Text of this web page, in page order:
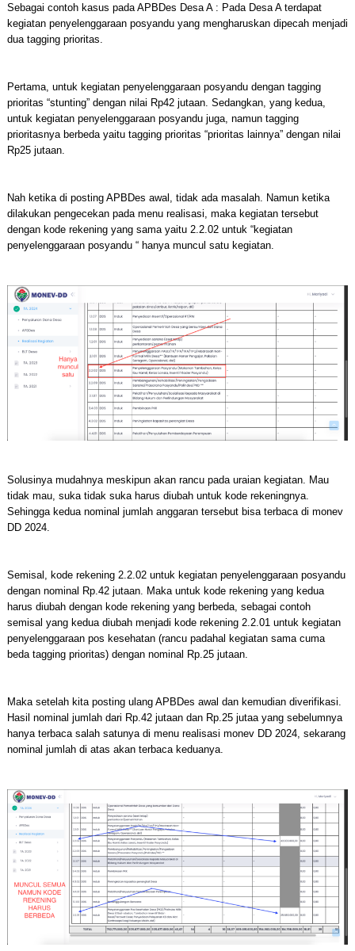
Sebagai contoh kasus pada APBDes Desa A : Pada Desa A terdapat
kegiatan penyelenggaraan posyandu yang mengharuskan dipecah menjadi
dua tagging prioritas.
Pertama, untuk kegiatan penyelenggaraan posyandu dengan tagging
prioritas “stunting” dengan nilai Rp42 jutaan. Sedangkan, yang kedua,
untuk kegiatan penyelenggaraan posyandu juga, namun tagging
prioritasnya berbeda yaitu tagging prioritas “prioritas lainnya” dengan nilai
Rp25 jutaan.
Nah ketika di posting APBDes awal, tidak ada masalah. Namun ketika
dilakukan pengecekan pada menu realisasi, maka kegiatan tersebut
dengan kode rekening yang sama yaitu 2.2.02 untuk “kegiatan
penyelenggaraan posyandu “ hanya muncul satu kegiatan.
Solusinya mudahnya meskipun akan rancu pada uraian kegiatan. Mau
tidak mau, suka tidak suka harus diubah untuk kode rekeningnya.
Sehingga kedua nominal jumlah anggaran tersebut bisa terbaca di monev
DD 2024.
Semisal, kode rekening 2.2.02 untuk kegiatan penyelenggaraan posyandu
dengan nominal Rp.42 jutaan. Maka untuk kode rekening yang kedua
harus diubah dengan kode rekening yang berbeda, sebagai contoh
semisal yang kedua diubah menjadi kode rekening 2.2.01 untuk kegiatan
penyelenggaraan pos kesehatan (rancu padahal kegiatan sama cuma
beda tagging prioritas) dengan nominal Rp.25 jutaan.
Maka setelah kita posting ulang APBDes awal dan kemudian diverifikasi.
Hasil nominal jumlah dari Rp.42 jutaan dan Rp.25 jutaa yang sebelumnya
hanya terbaca salah satunya di menu realisasi monev DD 2024, sekarang
nominal jumlah di atas akan terbaca keduanya.